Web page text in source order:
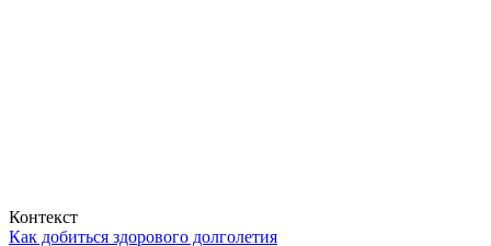
Контекст
Как добиться здорового долголетия